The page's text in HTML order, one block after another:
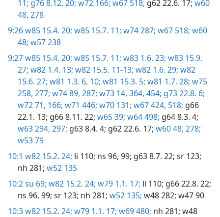
11; g76 8.12. 20; w72 166; w67 518; g62 22.6. 17; w60
48, 278
9:26w85 15.4. 20; w85 15.7. 11; w74 287; w67 518; w60
48; w57 238
9:27w85 15.4. 20; w85 15.7. 11; w83 1.6. 23; w83 15.9.
27; w82 1.4. 13; w82 15.5. 11-13; w82 1.6. 29; w82
15.6. 27; w81 1.3. 6, 10; w81 15.3. 5; w81 1.7. 28; w75
258, 277; w74 89, 287; w73 14, 364, 454; g73 22.8. 6;
w72 71, 166; w71 446; w70 131; w67 424, 518; g66
22.1. 13; g66 8.11. 22; w65 39; w64 498; g64 8.3. 4;
w63 294, 297; g63 8.4. 4; g62 22.6. 17; w60 48, 278;
w53 79
10:1 w82 15.2. 24; li 110; ns 96, 99; g63 8.7. 22; sr 123;
nh 281; w52 135
10:2su 69; w82 15.2. 24; w79 1.1. 17; li 110; g66 22.8. 22;
ns 96, 99; sr 123; nh 281; w52 135; w48 282; w47 90
10:3w82 15.2. 24; w79 1.1. 17; w69 480; nh 281; w48